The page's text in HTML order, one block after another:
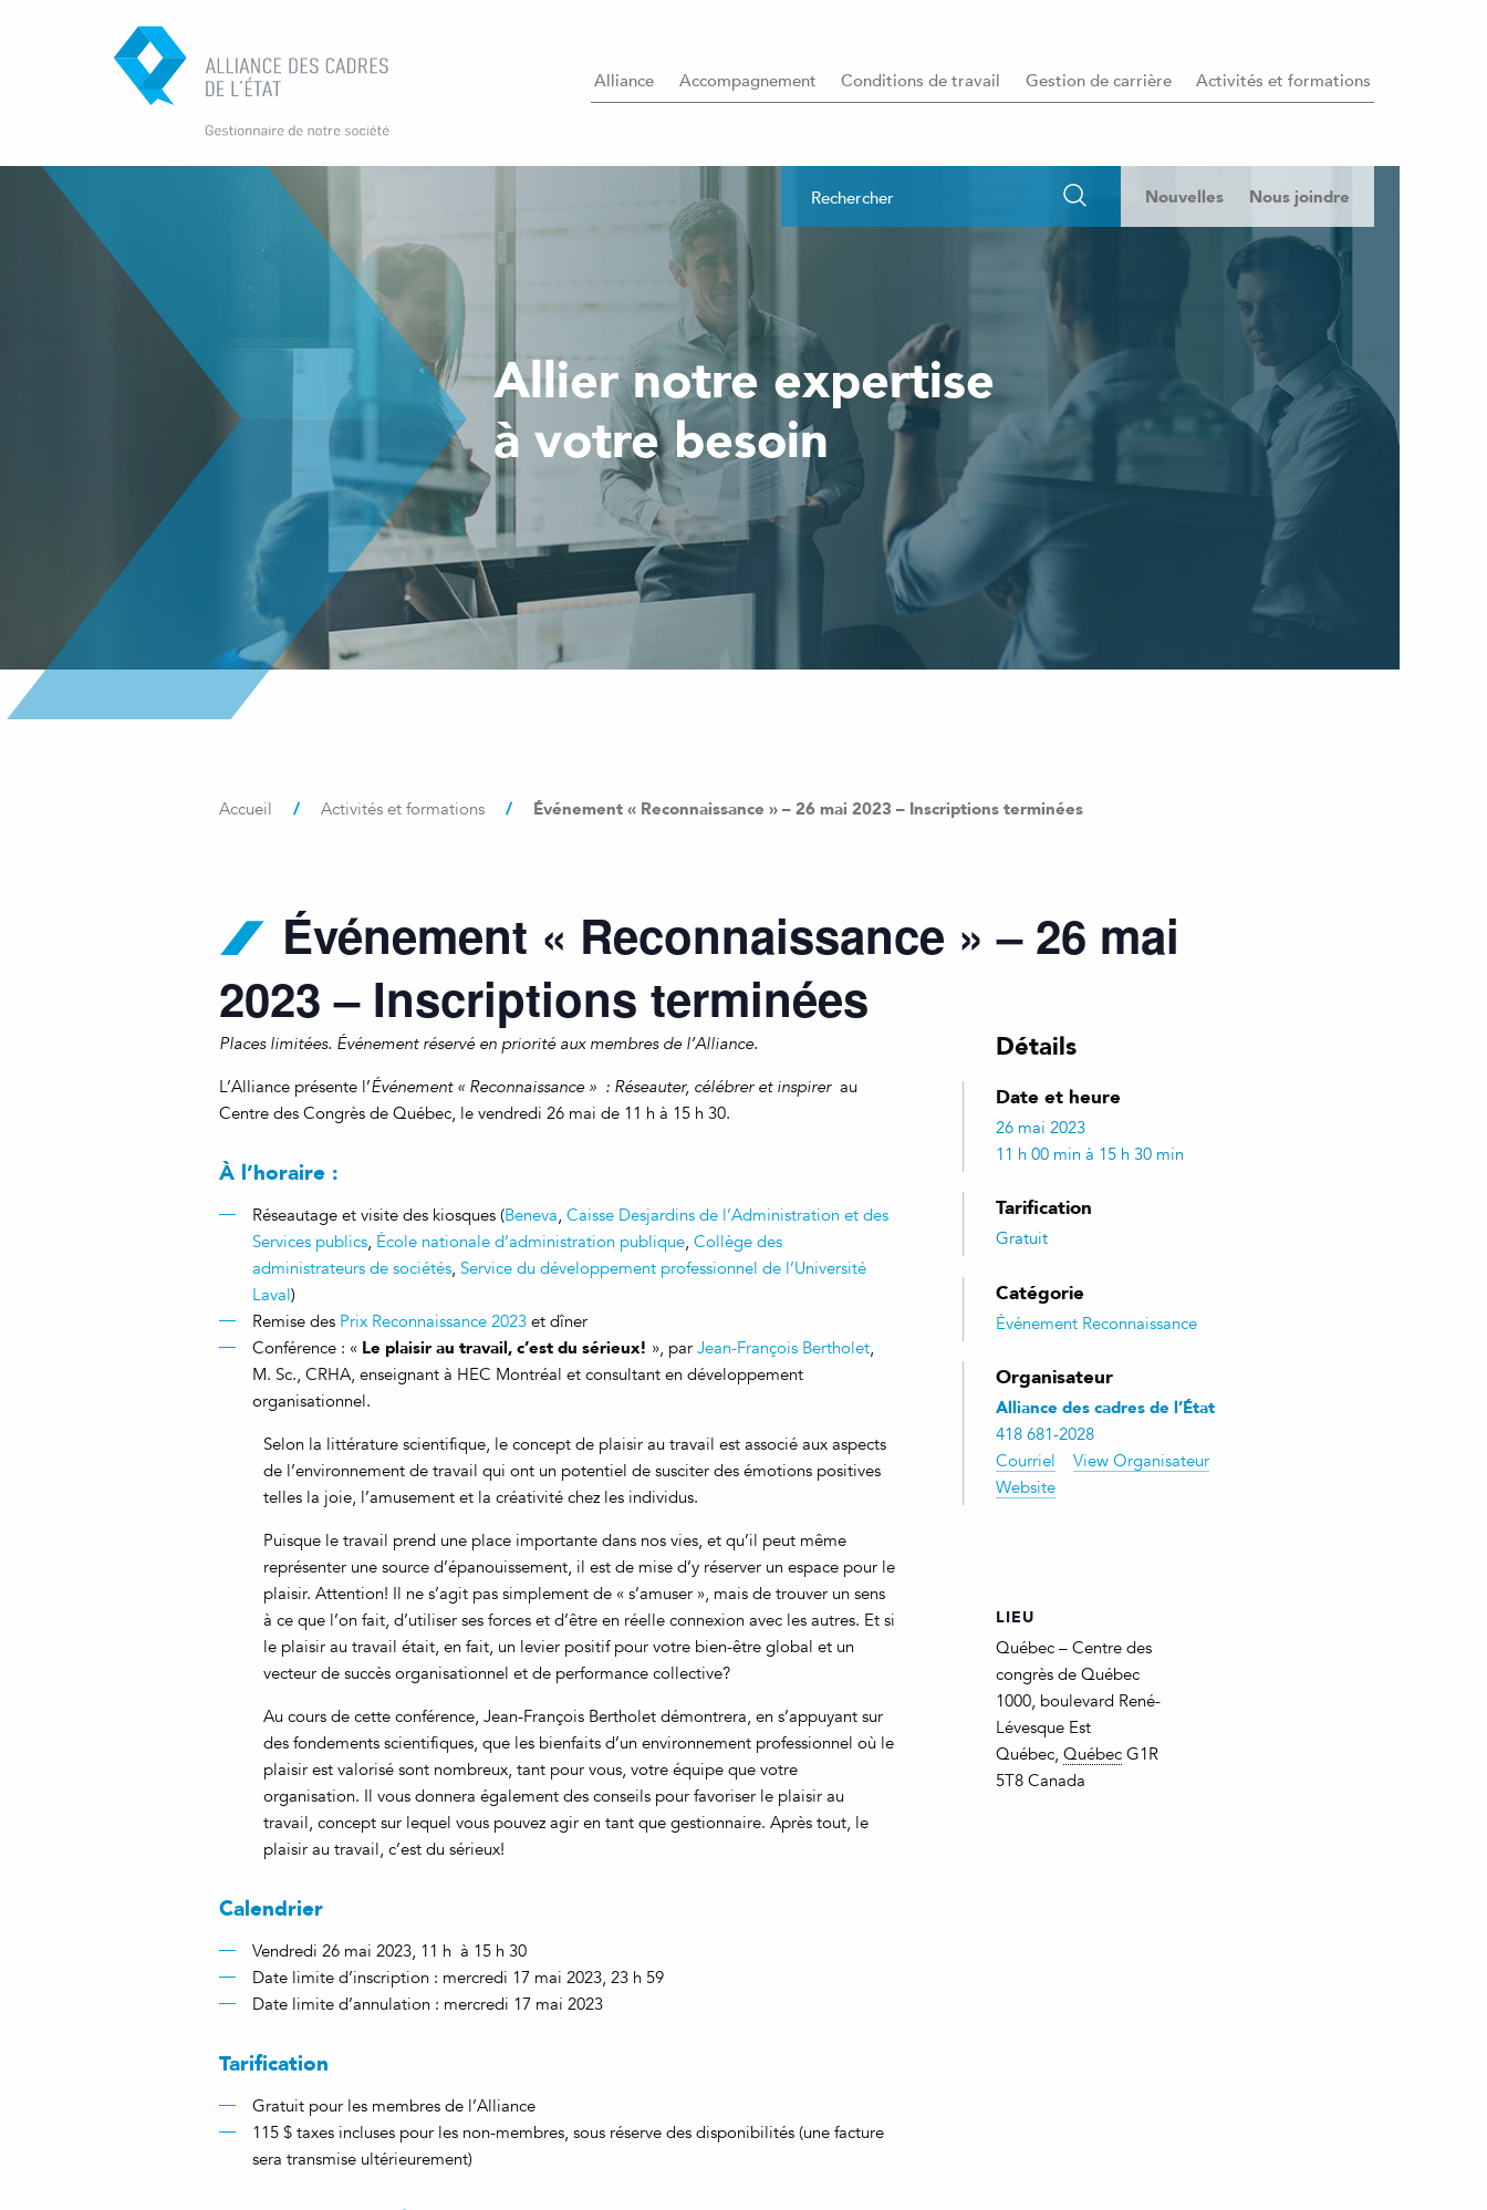
Alliance Accompagnement Conditions de travail Gestion de carrière Activités et formations
Nouvelles Nous joindre
Allier notre expertise
à votre besoin
Accueil / Activités et formations / Événement « Reconnaissance » – 26 mai 2023 – Inscriptions terminées
Événement « Reconnaissance » – 26 mai
2023 – Inscriptions terminées
Détails
Date et heure
26 mai 2023
11 h 00 min à 15 h 30 min
Tarification
Gratuit
Catégorie
Événement Reconnaissance
Organisateur
Alliance des cadres de l’État
418 681-2028
Courriel
View Organisateur
Website
LIEU
Québec – Centre des
congrès de Québec
1000, boulevard René-
Lévesque Est
Québec, Québec G1R
5T8 Canada
Places limitées. Événement réservé en priorité aux membres de l’Alliance.
L’Alliance présente l’Événement « Reconnaissance » : Réseauter, célébrer et inspirerau
Centre des Congrès de Québec, le vendredi 26 mai de 11 h à 15 h 30.
À l’horaire :
Réseautage et visite des kiosques (Beneva, Caisse Desjardins de l’Administration et des
Services publics, École nationale d’administration publique, Collège des
administrateurs de sociétés, Service du développement professionnel de l’Université
Laval)
Remise des Prix Reconnaissance 2023 et dîner
Conférence : « Le plaisir au travail, c’est du sérieux! », par Jean-François Bertholet,
M. Sc., CRHA, enseignant à HEC Montréal et consultant en développement
organisationnel.
Selon la littérature scientifique, le concept de plaisir au travail est associé aux aspects
de l’environnement de travail qui ont un potentiel de susciter des émotions positives
telles la joie, l’amusement et la créativité chez les individus.
Puisque le travail prend une place importante dans nos vies, et qu’il peut même
représenter une source d’épanouissement, il est de mise d’y réserver un espace pour le
plaisir. Attention! Il ne s’agit pas simplement de « s’amuser », mais de trouver un sens
à ce que l’on fait, d’utiliser ses forces et d’être en réelle connexion avec les autres. Et si
le plaisir au travail était, en fait, un levier positif pour votre bien-être global et un
vecteur de succès organisationnel et de performance collective?
Au cours de cette conférence, Jean-François Bertholet démontrera, en s’appuyant sur
des fondements scientifiques, que les bienfaits d’un environnement professionnel où le
plaisir est valorisé sont nombreux, tant pour vous, votre équipe que votre
organisation. Il vous donnera également des conseils pour favoriser le plaisir au
travail, concept sur lequel vous pouvez agir en tant que gestionnaire. Après tout, le
plaisir au travail, c’est du sérieux!
Calendrier
Vendredi 26 mai 2023, 11 h à 15 h 30
Date limite d’inscription : mercredi 17 mai 2023, 23 h 59
Date limite d’annulation : mercredi 17 mai 2023
Tarification
Gratuit pour les membres de l’Alliance
115 $ taxes incluses pour les non-membres, sous réserve des disponibilités (une facture
sera transmise ultérieurement)